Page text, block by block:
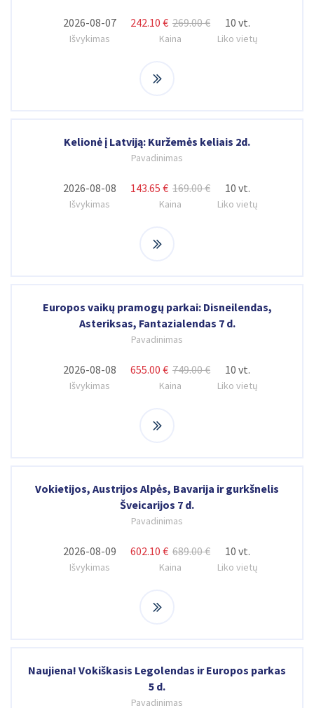
2026-08-07
Išvykimas
242.10 € 269.00 €
Kaina
10 vt.
Liko vietų
Kelionė į Latviją: Kuržemės keliais 2d.
Pavadinimas
2026-08-08
Išvykimas
143.65 € 169.00 €
Kaina
10 vt.
Liko vietų
Europos vaikų pramogų parkai: Disneilendas,
Asteriksas, Fantazialendas 7 d.
Pavadinimas
2026-08-08
Išvykimas
655.00 € 749.00 €
Kaina
10 vt.
Liko vietų
Vokietijos, Austrijos Alpės, Bavarija ir gurkšnelis
Šveicarijos 7 d.
Pavadinimas
2026-08-09
Išvykimas
602.10 € 689.00 €
Kaina
10 vt.
Liko vietų
Naujiena! Vokiškasis Legolendas ir Europos parkas
5 d.
Pavadinimas